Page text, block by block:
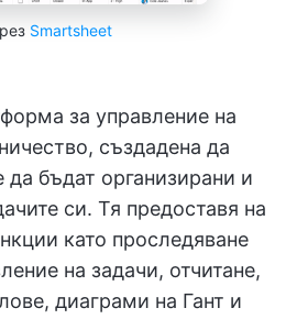
Smartsheet
за управление на
създадена да
да бъдат организирани и
си. Тя предоставя на
като проследяване
на задачи, отчитане,
диаграми на Гант и